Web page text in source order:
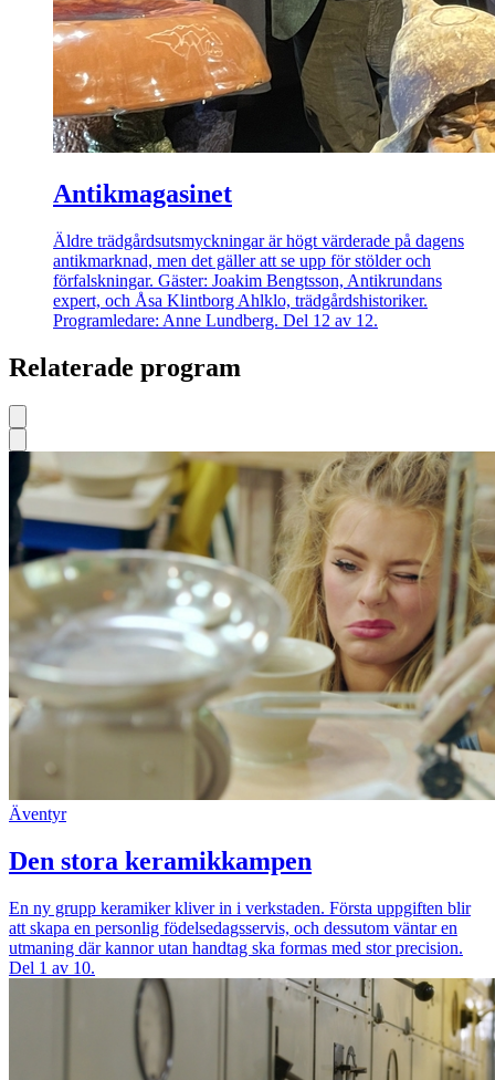
Antikmagasinet
Äldre trädgårdsutsmyckningar är högt värderade på dagens
antikmarknad, men det gäller att se upp för stölder och
förfalskningar. Gäster: Joakim Bengtsson, Antikrundans
expert, och Åsa Klintborg Ahlklo, trädgårdshistoriker.
Programledare: Anne Lundberg. Del 12 av 12.
Relaterade program
Äventyr
Den stora keramikkampen
En ny grupp keramiker kliver in i verkstaden. Första uppgiften blir
att skapa en personlig födelsedagsservis, och dessutom väntar en
utmaning där kannor utan handtag ska formas med stor precision.
Del 1 av 10.